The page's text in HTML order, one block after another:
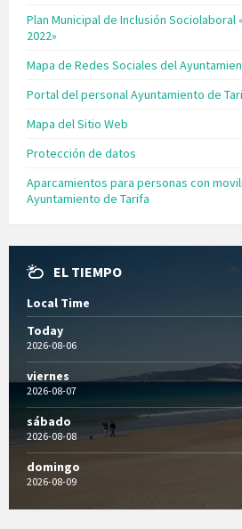
Plan Municipal de Inclusión Sociolaboral
2022»
Mapa de Redes Sociales del
Portal del personal Ayuntamiento de
Mapa del Sitio Web
Protección de datos
Aparcamientos para personas con
Ayuntamiento de Tarifa
EL TIEMPO
Local Time
Today
2026-08-06
viernes
2026-08-07
sábado
2026-08-08
domingo
2026-08-09